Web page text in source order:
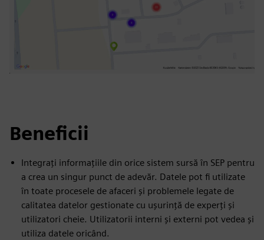
Beneficii
Integrați informațiile din orice sistem sursă în SEP pentru
a crea un singur punct de adevăr. Datele pot fi utilizate
în toate procesele de afaceri și problemele legate de
calitatea datelor gestionate cu ușurință de experți și
utilizatori cheie. Utilizatorii interni și externi pot vedea și
utiliza datele oricând.